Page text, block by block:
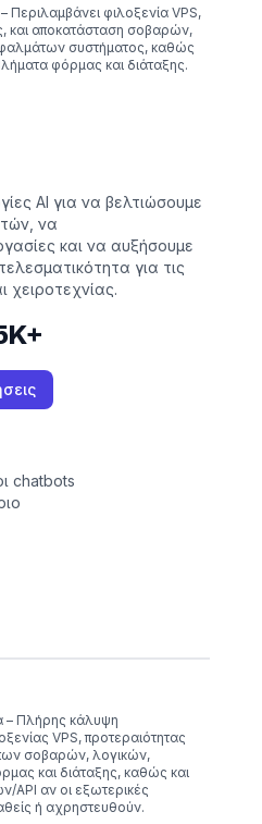
φιλοξενία VPS,
και αποκατάσταση σοβαρών,
συστήματος, καθώς
φόρμας και διάταξης.
AI για να βελτιώσουμε
να
και να αυξήσουμε
για τις
χειροτεχνίας.
chatbots
– Πλήρης κάλυψη
VPS, προτεραιότητας
σοβαρών, λογικών,
και διάταξης, καθώς και
API αν οι εξωτερικές
ή αχρηστευθούν.